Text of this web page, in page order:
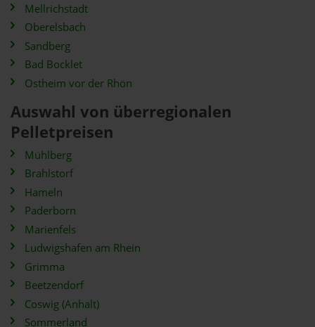
Mellrichstadt
Oberelsbach
Sandberg
Bad Bocklet
Ostheim vor der Rhön
Auswahl von überregionalen
Pelletpreisen
Mühlberg
Brahlstorf
Hameln
Paderborn
Marienfels
Ludwigshafen am Rhein
Grimma
Beetzendorf
Coswig (Anhalt)
Sommerland